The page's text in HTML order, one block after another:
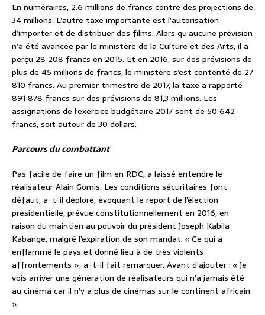
En numéraires, 2.6 millions de francs contre des projections de
34 millions. L’autre taxe importante est l’autorisation
d’importer et de distribuer des films. Alors qu’aucune prévision
n’a été avancée par le ministère de la Culture et des Arts, il a
perçu 28 208 francs en 2015. Et en 2016, sur des prévisions de
plus de 45 millions de francs, le ministère s’est contenté de 27
810 francs. Au premier trimestre de 2017, la taxe a rapporté
891 878 francs sur des prévisions de 81,3 millions. Les
assignations de l’exercice budgétaire 2017 sont de 50 642
francs, soit autour de 30 dollars.
Parcours du combattant
Pas facile de faire un film en RDC, a laissé entendre le
réalisateur Alain Gomis. Les conditions sécuritaires font
défaut, a-t-il déploré, évoquant le report de l’élection
présidentielle, prévue constitutionnellement en 2016, en
raison du maintien au pouvoir du président Joseph Kabila
Kabange, malgré l’expiration de son mandat. « Ce qui a
enflammé le pays et donné lieu à de très violents
affrontements », a-t-il fait remarquer. Avant d’ajouter : « Je
vois arriver une génération de réalisateurs qui n’a jamais été
au cinéma car il n’y a plus de cinémas sur le continent africain
».